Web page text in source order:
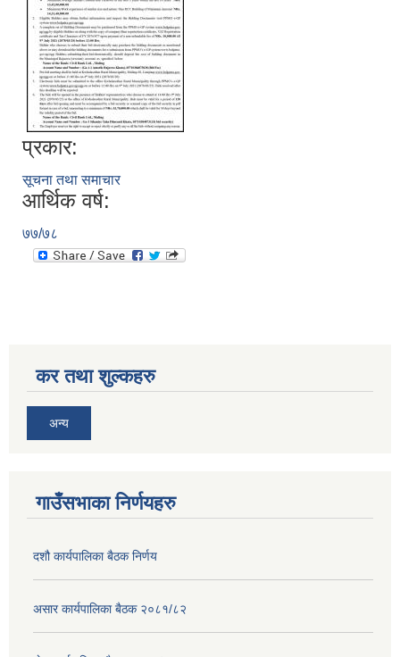
प्रकार:
सूचना तथा समाचार
आर्थिक वर्ष:
७७/७८
कर तथा शुल्कहरु
अन्य
गाउँसभाका निर्णयहरु
दशौ कार्यपालिका बैठक निर्णय
असार कार्यपालिका बैठक २०८१/८२